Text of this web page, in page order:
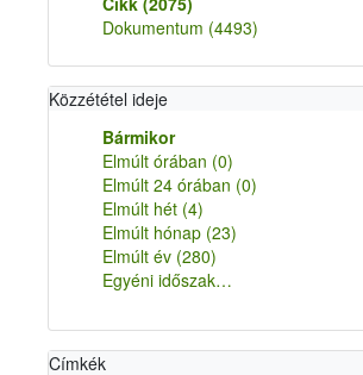
Dokumentum (4493)
Közzététel ideje
Bármikor
Elmúlt órában (0)
Elmúlt 24 órában (0)
Elmúlt hét (4)
Elmúlt hónap (23)
Elmúlt év (280)
Egyéni időszak…
Címkék